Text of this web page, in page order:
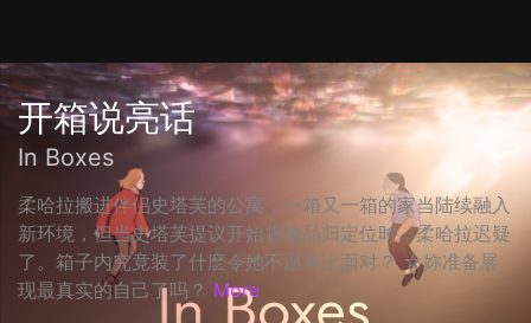
开箱说亮话
In Boxes
柔哈拉搬进伴侣史塔芙的公寓，一箱又一箱的家当陆续融入
新环境，但当史塔芙提议开始将物品归定位时，柔哈拉迟疑
了。箱子内究竟装了什麽令她不愿马上面对？ ☆妳准备展
现最真实的自己了吗？ More